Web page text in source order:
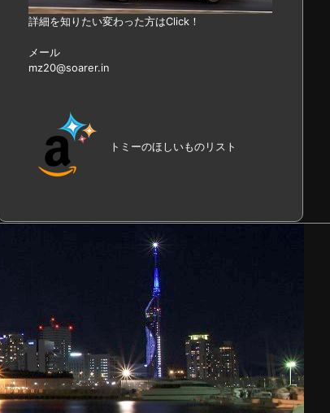
詳細を知りたい変わった方はClick！
メール
mz20@soarer.in
トミーのほしいものリスト